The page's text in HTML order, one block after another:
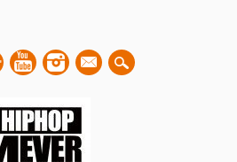
mail